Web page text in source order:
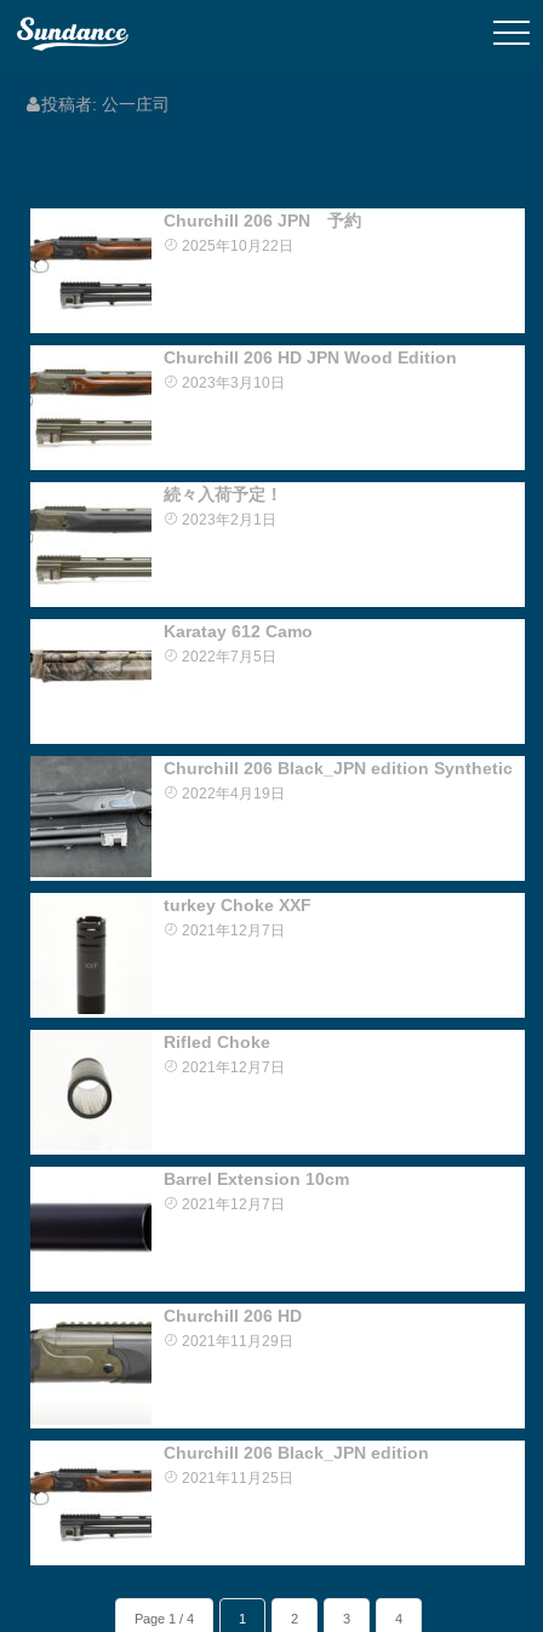
投稿者: 公一庄司
Churchill 206 JPN 予約
2025年10月22日
Churchill 206 HD JPN Wood Edition
2023年3月10日
続々入荷予定！
2023年2月1日
Karatay 612 Camo
2022年7月5日
Churchill 206 Black_JPN edition Synthetic
2022年4月19日
turkey Choke XXF
2021年12月7日
Rifled Choke
2021年12月7日
Barrel Extension 10cm
2021年12月7日
Churchill 206 HD
2021年11月29日
Churchill 206 Black_JPN edition
2021年11月25日
Page 1 / 4 1 2 3 4